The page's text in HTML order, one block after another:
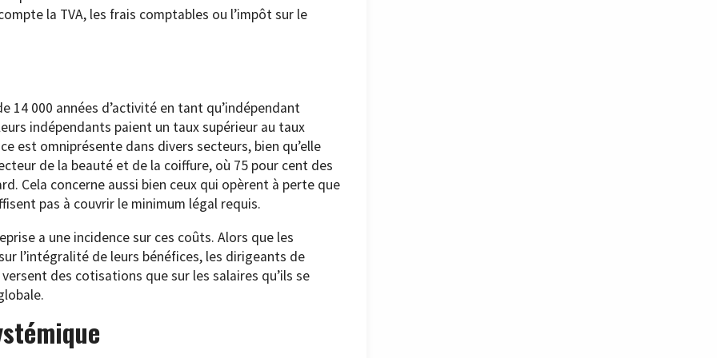
la TVA, les frais comptables ou l’impôt sur le
14 000 années d’activité en tant qu’indépendant
indépendants paient un taux supérieur au taux
est omniprésente dans divers secteurs, bien qu’elle
de la beauté et de la coiffure, où 75 pour cent des
Cela concerne aussi bien ceux qui opèrent à perte que
pas à couvrir le minimum légal requis.
a une incidence sur ces coûts. Alors que les
l’intégralité de leurs bénéfices, les dirigeants de
des cotisations que sur les salaires qu’ils se